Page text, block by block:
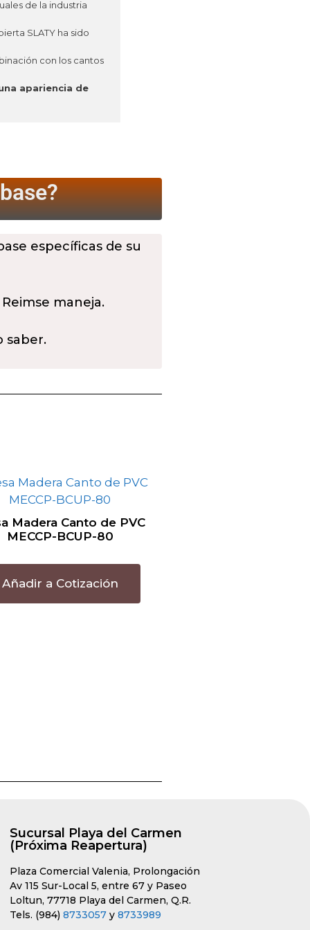
de la industria
SLATY ha sido
con los cantos
apariencia de
específicas de su
maneja.
saber.
Madera Canto de PVC
MECCP-BCUP-80
Añadir a Cotización
Sucursal Playa del Carmen
(Próxima Reapertura)
Plaza Comercial Valenia, Prolongación
Av 115 Sur-Local 5, entre 67 y Paseo
Loltun, 77718 Playa del Carmen, Q.R.
Tels. (984) 8733057 y 8733989